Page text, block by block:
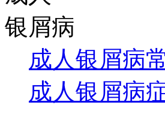
银屑病
成人银屑病
成人银屑病